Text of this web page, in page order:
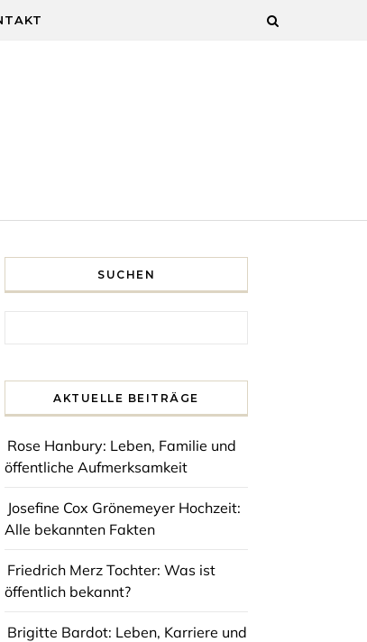
SUCHEN
AKTUELLE BEITRÄGE
Rose Hanbury: Leben, Familie und
öffentliche Aufmerksamkeit
Josefine Cox Grönemeyer Hochzeit:
Alle bekannten Fakten
Friedrich Merz Tochter: Was ist
öffentlich bekannt?
Brigitte Bardot: Leben, Karriere und